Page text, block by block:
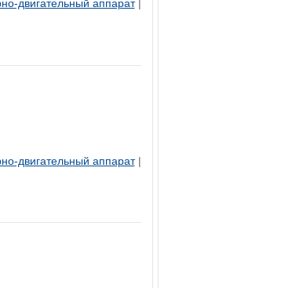
двигательный аппарат|
двигательный аппарат|